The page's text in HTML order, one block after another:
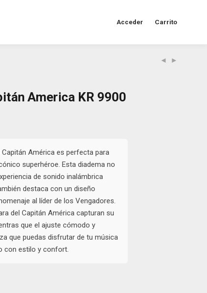
Acceder Carrito
America KR 9900
Capitán América es perfecta para
superhéroe. Esta diadema no
de sonido inalámbrica
destaca con un diseño
al líder de los Vengadores.
del Capitán América capturan su
que el ajuste cómodo y
que puedas disfrutar de tu música
con estilo y confort.